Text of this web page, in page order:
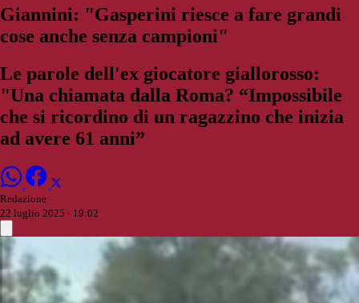
Giannini: "Gasperini riesce a fare grandi
cose anche senza campioni"
Le parole dell'ex giocatore giallorosso:
"Una chiamata dalla Roma? “Impossibile
che si ricordino di un ragazzino che inizia
ad avere 61 anni”
Redazione
22 luglio 2025 - 19:02